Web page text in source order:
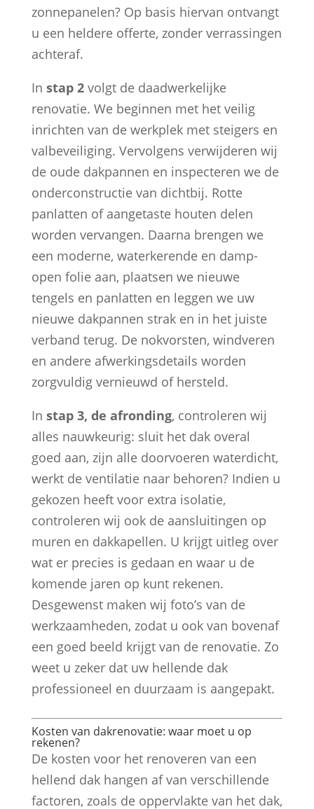
zonnepanelen? Op basis hiervan ontvangt
u een heldere offerte, zonder verrassingen
achteraf.
In stap 2volgt de daadwerkelijke
renovatie. We beginnen met het veilig
inrichten van de werkplek met steigers en
valbeveiliging. Vervolgens verwijderen wij
de oude dakpannen en inspecteren we de
onderconstructie van dichtbij. Rotte
panlatten of aangetaste houten delen
worden vervangen. Daarna brengen we
een moderne, waterkerende en damp-
open folie aan, plaatsen we nieuwe
tengels en panlatten en leggen we uw
nieuwe dakpannen strak en in het juiste
verband terug. De nokvorsten, windveren
en andere afwerkingsdetails worden
zorgvuldig vernieuwd of hersteld.
In stap 3, de afronding, controleren wij
alles nauwkeurig: sluit het dak overal
goed aan, zijn alle doorvoeren waterdicht,
werkt de ventilatie naar behoren? Indien u
gekozen heeft voor extra isolatie,
controleren wij ook de aansluitingen op
muren en dakkapellen. U krijgt uitleg over
wat er precies is gedaan en waar u de
komende jaren op kunt rekenen.
Desgewenst maken wij foto’s van de
werkzaamheden, zodat u ook van bovenaf
een goed beeld krijgt van de renovatie. Zo
weet u zeker dat uw hellende dak
professioneel en duurzaam is aangepakt.
Kosten van dakrenovatie: waar moet u op
rekenen?
De kosten voor het renoveren van een
hellend dak hangen af van verschillende
factoren, zoals de oppervlakte van het dak,